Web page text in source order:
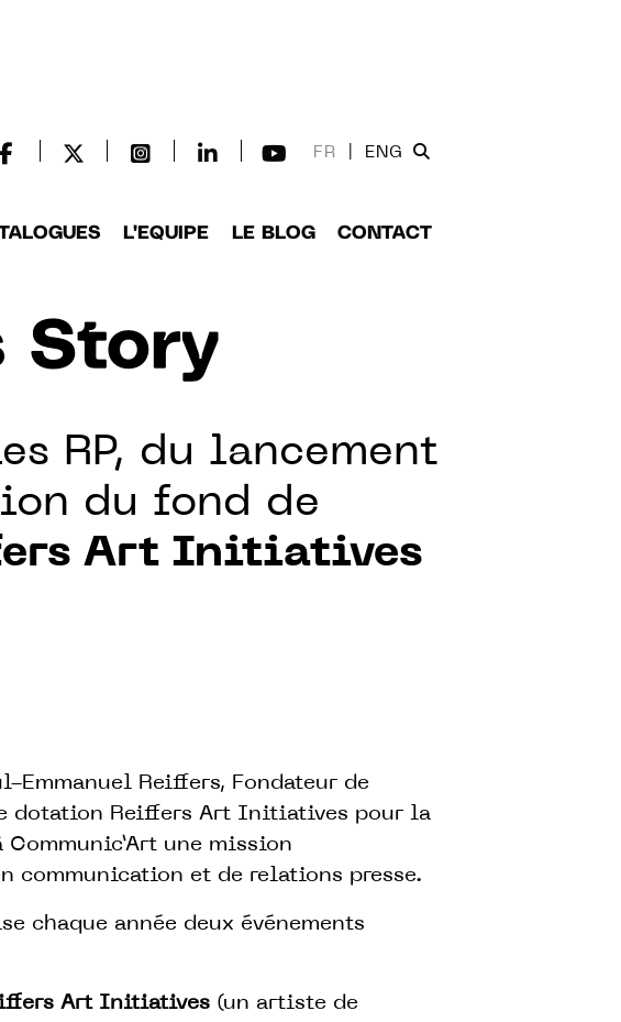
FR ENG
L'EQUIPE LE BLOG CONTACT
Story
RP, du lancement
du fond de
Art Initiatives
Emmanuel Reiffers, Fondateur de
dotation Reiffers Art Initiatives pour la
une mission
communication et de relations presse.
chaque année deux événements
Art Initiatives (un artiste de